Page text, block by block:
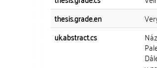
thesis.grade.en
uk.abstract.cs